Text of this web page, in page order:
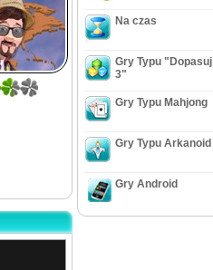
Na czas
Gry Typu "Dopasuj
3"
Gry Typu Mahjong
Gry Typu Arkanoid
Gry Android